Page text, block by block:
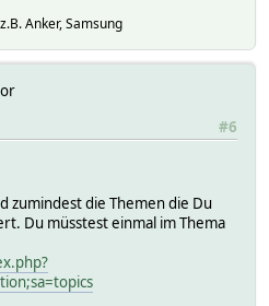
Anker, Samsung
#6
zumindest die Themen die Du
Du müsstest einmal im Thema